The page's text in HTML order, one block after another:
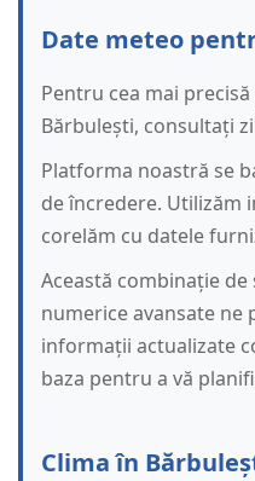
Date meteo
Pentru cea mai
Bărbulești, consultați
Platforma noastră se
de încredere. Utilizăm
corelăm cu datele
Această combinație
numerice avansate ne
informații actualizate
baza pentru a vă
Clima în